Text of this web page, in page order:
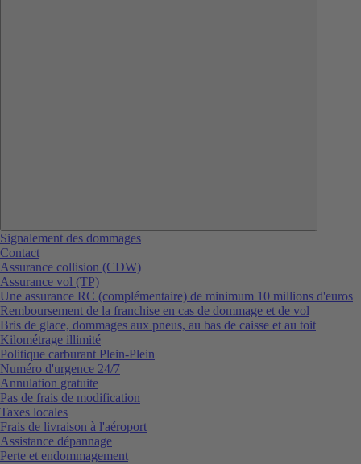
Signalement des dommages
Contact
Assurance collision (CDW)
Assurance vol (TP)
Une assurance RC (complémentaire) de minimum 10 millions d'euros
Remboursement de la franchise en cas de dommage et de vol
Bris de glace, dommages aux pneus, au bas de caisse et au toit
Kilométrage illimité
Politique carburant Plein-Plein
Numéro d'urgence 24/7
Annulation gratuite
Pas de frais de modification
Taxes locales
Frais de livraison à l'aéroport
Assistance dépannage
Perte et endommagement